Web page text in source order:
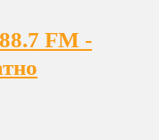
FM -